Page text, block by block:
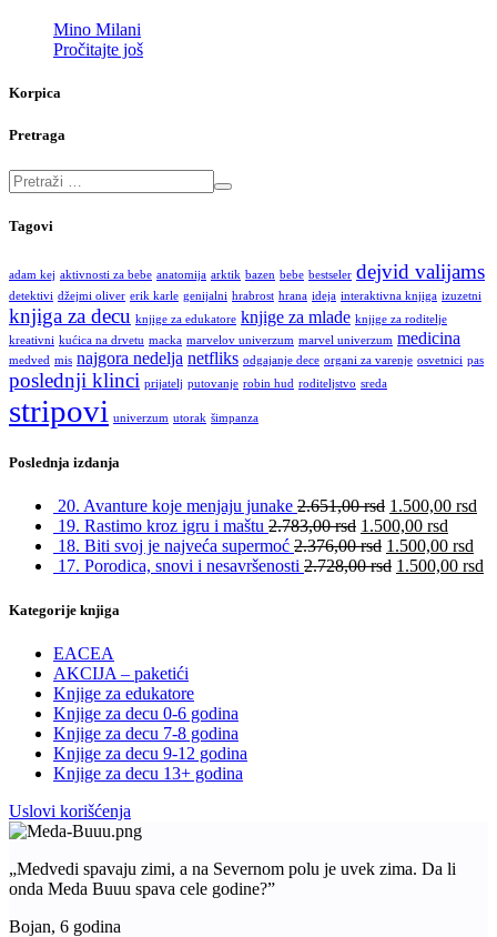
Mino Milani
Pročitajte još
Korpica
Pretraga
Tagovi
adam kej aktivnosti za bebe anatomija arktik bazen bebe bestseler dejvid valijams
detektivi džejmi oliver erik karle genijalni hrabrost hrana ideja interaktivna knjiga izuzetni
knjiga za decu knjige za edukatore knjige za mlade knjige za roditelje
kreativni kućica na drvetu macka marvelov univerzum marvel univerzum medicina
medved mis najgora nedelja netfliks odgajanje dece organi za varenje osvetnici pas
poslednji klinci prijatelj putovanje robin hud roditeljstvo sreda
stripovi univerzum utorak šimpanza
Poslednja izdanja
20. Avanture koje menjaju junake 2.651,00rsd 1.500,00 rsd
19. Rastimo kroz igru i maštu 2.783,00rsd 1.500,00 rsd
18. Biti svoj je najveća supermoć 2.376,00rsd 1.500,00 rsd
17. Porodica, snovi i nesavršenosti 2.728,00rsd 1.500,00 rsd
Kategorije knjiga
EACEA
AKCIJA – paketići
Knjige za edukatore
Knjige za decu 0-6 godina
Knjige za decu 7-8 godina
Knjige za decu 9-12 godina
Knjige za decu 13+ godina
Uslovi korišćenja
„Medvedi spavaju zimi, a na Severnom polu je uvek zima. Da li
onda Meda Buuu spava cele godine?”
Bojan, 6 godina